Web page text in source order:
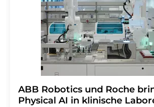
Abbestellung des entsprechenden
enthalten.
​​​​​​​ABB Robotics und Roche
Physical AI in klinische